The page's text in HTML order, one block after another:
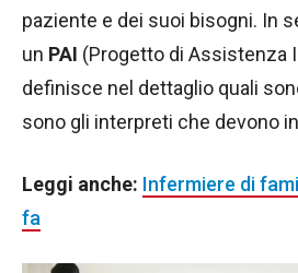
paziente e dei suoi bisogni. In
un PAI (Progetto di Assistenza
definisce nel dettaglio quali
sono gli interpreti che devono
Leggi anche: Infermiere di
fa